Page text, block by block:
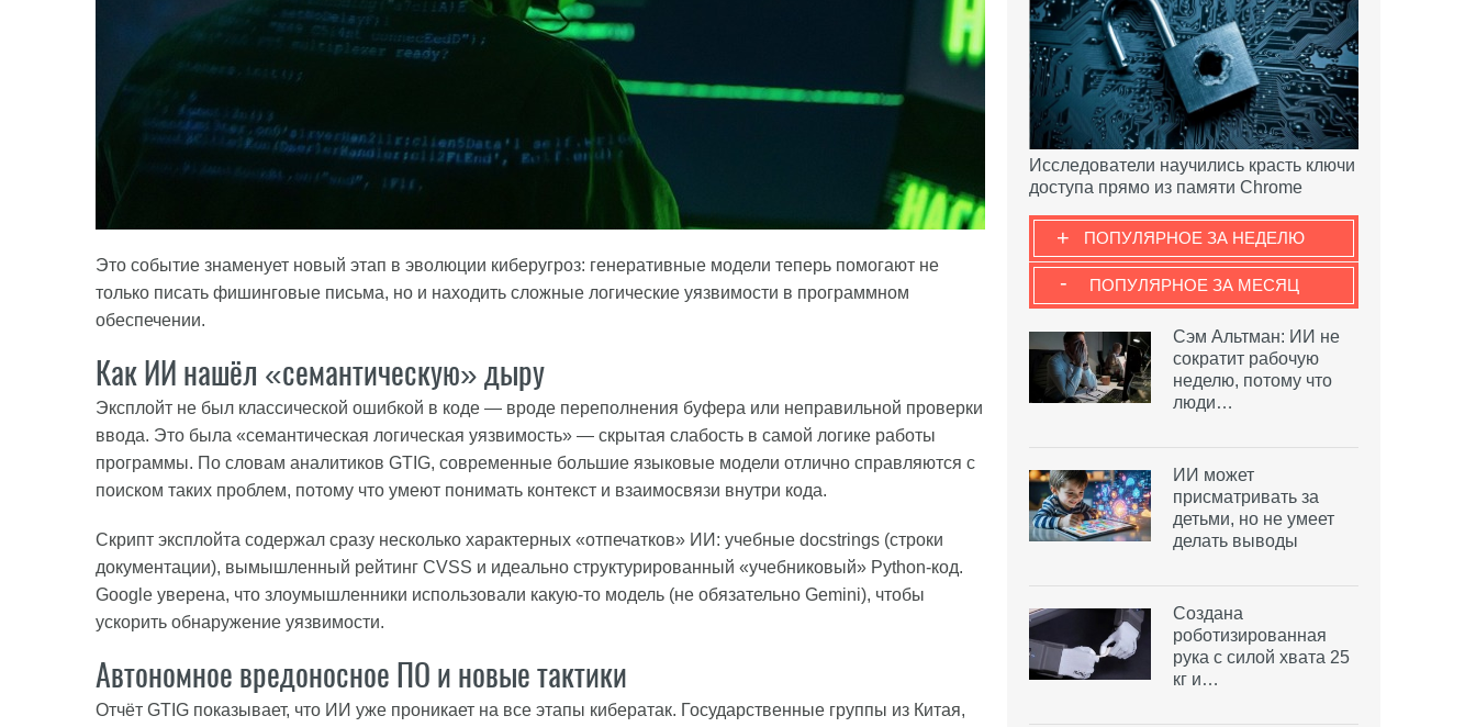
Это событие знаменует новый этап в эволюции киберугроз: генеративные модели теперь помогают не
только писать фишинговые письма, но и находить сложные логические уязвимости в программном
обеспечении.
Как ИИ нашёл «семантическую» дыру
Эксплойт не был классической ошибкой в коде — вроде переполнения буфера или неправильной проверки
ввода. Это была «семантическая логическая уязвимость» — скрытая слабость в самой логике работы
программы. По словам аналитиков GTIG, современные большие языковые модели отлично справляются с
поиском таких проблем, потому что умеют понимать контекст и взаимосвязи внутри кода.
Скрипт эксплойта содержал сразу несколько характерных «отпечатков» ИИ: учебные docstrings (строки
документации), вымышленный рейтинг CVSS и идеально структурированный «учебниковый» Python-код.
Google уверена, что злоумышленники использовали какую-то модель (не обязательно Gemini), чтобы
ускорить обнаружение уязвимости.
Автономное вредоносное ПО и новые тактики
Отчёт GTIG показывает, что ИИ уже проникает на все этапы кибератак. Государственные группы из Китая,
Исследователи научились красть ключи
доступа прямо из памяти Chrome
ПОПУЛЯРНОЕ ЗА НЕДЕЛЮ
+
ПОПУЛЯРНОЕ ЗА МЕСЯЦ
-
Сэм Альтман: ИИ не
сократит рабочую
неделю, потому что
люди…
ИИ может
присматривать за
детьми, но не умеет
делать выводы
Создана
роботизированная
рука с силой хвата 25
кг и…